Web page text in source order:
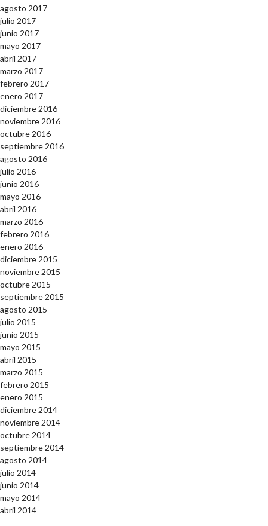
agosto 2017
julio 2017
junio 2017
mayo 2017
abril 2017
marzo 2017
febrero 2017
enero 2017
diciembre 2016
noviembre 2016
octubre 2016
septiembre 2016
agosto 2016
julio 2016
junio 2016
mayo 2016
abril 2016
marzo 2016
febrero 2016
enero 2016
diciembre 2015
noviembre 2015
octubre 2015
septiembre 2015
agosto 2015
julio 2015
junio 2015
mayo 2015
abril 2015
marzo 2015
febrero 2015
enero 2015
diciembre 2014
noviembre 2014
octubre 2014
septiembre 2014
agosto 2014
julio 2014
junio 2014
mayo 2014
abril 2014